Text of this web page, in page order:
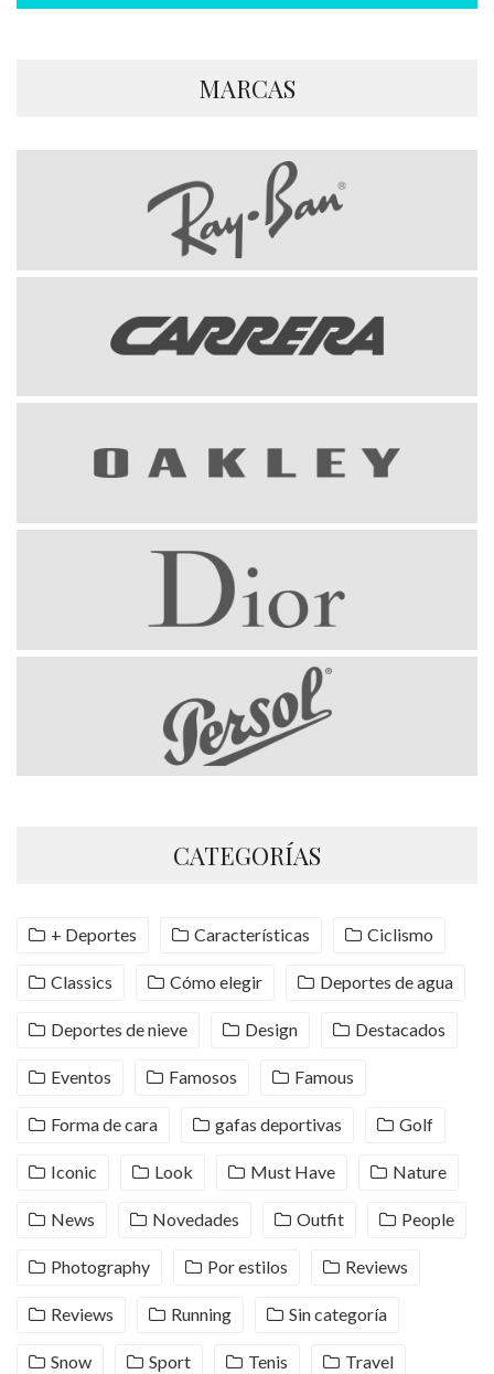
MARCAS
CATEGORÍAS
+ Deportes Características Ciclismo
Classics Cómo elegir Deportes de agua
Deportes de nieve Design Destacados
Eventos Famosos Famous
Forma de cara gafas deportivas Golf
Iconic Look Must Have Nature
News Novedades Outfit People
Photography Por estilos Reviews
Reviews Running Sin categoría
Snow Sport Tenis Travel